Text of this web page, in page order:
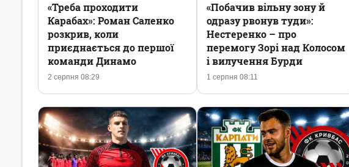
2 серпня 08:29
«Треба проходити
Карабах»: Роман Саленко
розкрив, коли
приєднається до першої
команди Динамо
1 серпня 08:11
«Побачив вільну зону й
одразу рвонув туди»:
Нестеренко – про
перемогу Зорі над Колосом
і вилучення Бурди